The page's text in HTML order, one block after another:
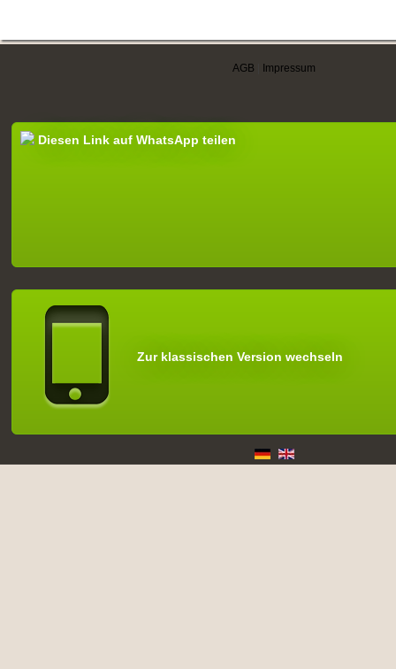
AGB Impressum
Diesen Link auf WhatsApp teilen
Zur klassischen Version wechseln